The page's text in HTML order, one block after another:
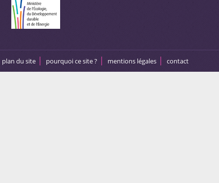
plan du site pourquoi ce site ? mentions légales contact